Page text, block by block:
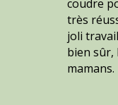
coudre
très
joli
bien sûr,
mamans.